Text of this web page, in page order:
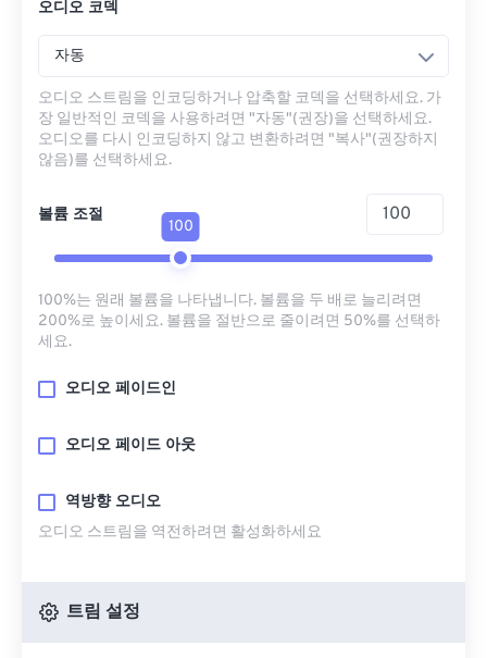
오디오 코덱
자동
오디오 스트림을 인코딩하거나 압축할 코덱을 선택하세요. 가
장 일반적인 코덱을 사용하려면 "자동"(권장)을 선택하세요.
오디오를 다시 인코딩하지 않고 변환하려면 "복사"(권장하지
않음)를 선택하세요.
볼륨 조절
100
100%는 원래 볼륨을 나타냅니다. 볼륨을 두 배로 늘리려면
200%로 높이세요. 볼륨을 절반으로 줄이려면 50%를 선택하
세요.
오디오 페이드인
오디오 페이드 아웃
역방향 오디오
오디오 스트림을 역전하려면 활성화하세요
트림 설정